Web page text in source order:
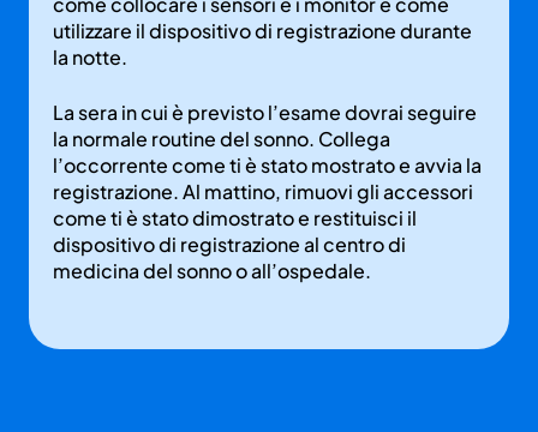
utilizzare il dispositivo di registrazione durante
la notte.
La sera in cui è previsto l’esame dovrai seguire
la normale routine del sonno. Collega
l’occorrente come ti è stato mostrato e avvia la
registrazione. Al mattino, rimuovi gli accessori
come ti è stato dimostrato e restituisci il
dispositivo di registrazione al centro di
medicina del sonno o all’ospedale.